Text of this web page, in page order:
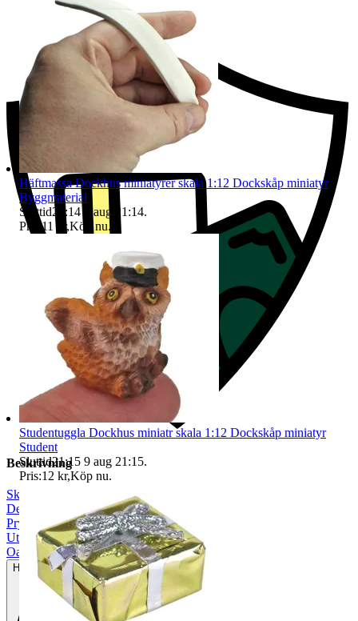
Ersättning om du inte får din vara
Beskrivning
Skala 1:12
Dekoration
Prylpaket|
Utomhus|
Oanvänt
Helt ny och aldrig använd
Häftmassa Dockhus miniatyrer skala 1:12 Dockskåp miniatyr
Byggmaterial
Sluttid21:14 9 aug 21:14.
Pris:11 kr ,Köp nu.
Studentuggla Dockhus miniatr skala 1:12 Dockskåp miniatyr
Student
Sluttid21:15 9 aug 21:15.
Pris:12 kr,Köp nu.